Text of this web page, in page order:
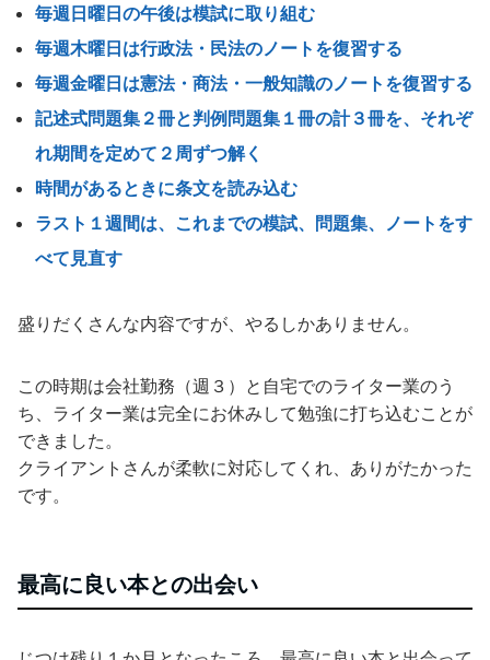
毎週日曜日の午後は模試に取り組む
毎週木曜日は行政法・民法のノートを復習する
毎週金曜日は憲法・商法・一般知識のノートを復習する
記述式問題集２冊と判例問題集１冊の計３冊を、それぞ
れ期間を定めて２周ずつ解く
時間があるときに条文を読み込む
ラスト１週間は、これまでの模試、問題集、ノートをす
べて見直す
盛りだくさんな内容ですが、やるしかありません。
この時期は会社勤務（週３）と自宅でのライター業のう
ち、ライター業は完全にお休みして勉強に打ち込むことが
できました。
クライアントさんが柔軟に対応してくれ、ありがたかった
です。
最高に良い本との出会い